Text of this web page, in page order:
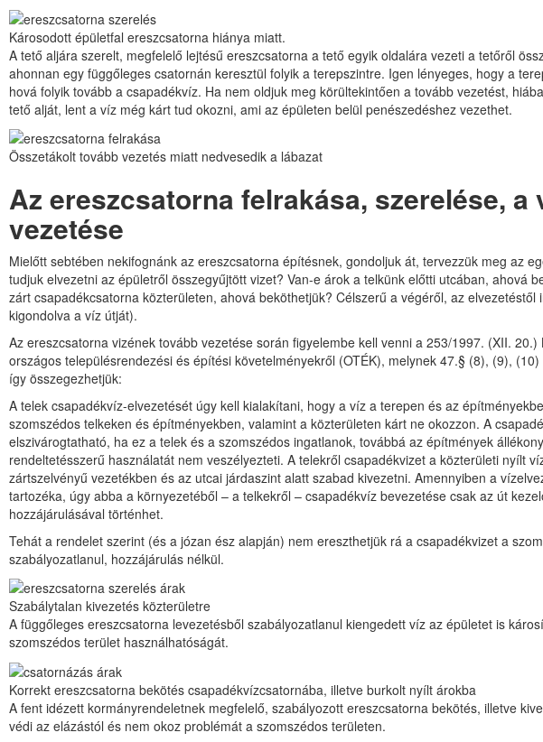
Károsodott épületfal ereszcsatorna hiánya miatt.
A tető aljára szerelt, megfelelő lejtésű ereszcsatorna a tető egyik oldalára vezeti a tetőről
ahonnan egy függőleges csatornán keresztül folyik a terepszintre. Igen lényeges, hogy a
hová folyik tovább a csapadékvíz. Ha nem oldjuk meg körültekintően a tovább vezetést,
tető alját, lent a víz még kárt tud okozni, ami az épületen belül penészedéshez vezethet.
Összetákolt tovább vezetés miatt nedvesedik a lábazat
Az ereszcsatorna felrakása, szerelése, a
vezetése
Mielőtt sebtében nekifognánk az ereszcsatorna építésnek, gondoljuk át, tervezzük meg az
tudjuk elvezetni az épületről összegyűjtött vizet? Van-e árok a telkünk előtti utcában, ahová
zárt csapadékcsatorna közterületen, ahová beköthetjük? Célszerű a végéről, az elvezetéstől
kigondolva a víz útját).
Az ereszcsatorna vizének tovább vezetése során figyelembe kell venni a 253/1997. (XII.
országos településrendezési és építési követelményekről (OTÉK), melynek 47.§ (8), (9),
így összegezhetjük:
A telek csapadékvíz-elvezetését úgy kell kialakítani, hogy a víz a terepen és az
szomszédos telkeken és építményekben, valamint a közterületen kárt ne okozzon. A
elszivárogtatható, ha ez a telek és a szomszédos ingatlanok, továbbá az építmények
rendeltetésszerű használatát nem veszélyezteti. A telekről csapadékvizet a közterületi nyílt
zártszelvényű vezetékben és az utcai járdaszint alatt szabad kivezetni. Amennyiben a
tartozéka, úgy abba a környezetéből – a telkekről – csapadékvíz bevezetése csak az út
hozzájárulásával történhet.
Tehát a rendelet szerint (és a józan ész alapján) nem ereszthetjük rá a csapadékvizet a
szabályozatlanul, hozzájárulás nélkül.
Szabálytalan kivezetés közterületre
A függőleges ereszcsatorna levezetésből szabályozatlanul kiengedett víz az épületet is
szomszédos terület használhatóságát.
Korrekt ereszcsatorna bekötés csapadékvízcsatornába, illetve burkolt nyílt árokba
A fent idézett kormányrendeletnek megfelelő, szabályozott ereszcsatorna bekötés, illetve
védi az elázástól és nem okoz problémát a szomszédos területen.